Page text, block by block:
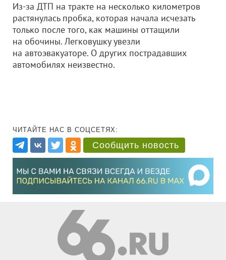
Из-за ДТП на тракте на несколько километров
растянулась пробка, которая начала исчезать
только после того, как машины оттащили
на обочины. Легковушку увезли
на автоэвакуаторе. О других пострадавших
автомобилях неизвестно.
ЧИТАЙТЕ НАС В СОЦСЕТЯХ:
Сообщить новость